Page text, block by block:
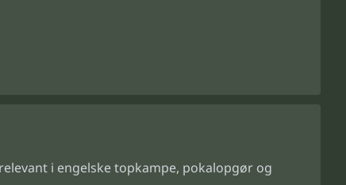
i engelske topkampe, pokalopgør og